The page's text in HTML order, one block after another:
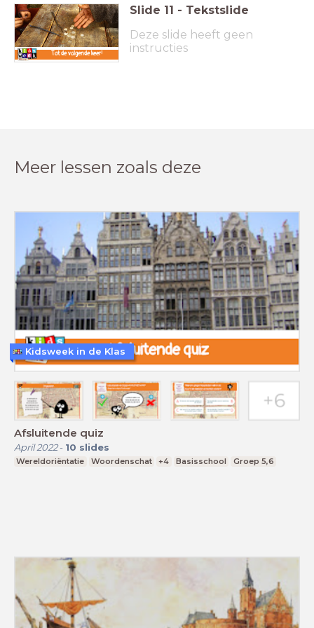
Tot de volgende keer!
Slide 11 - Tekstslide
Deze slide heeft geen
instructies
Meer lessen zoals deze
Afsluitende quiz
April 2022- 10 slides
Wereldoriëntatie Woordenschat +4 Basisschool Groep 5,6
Kidsweek in de Klas